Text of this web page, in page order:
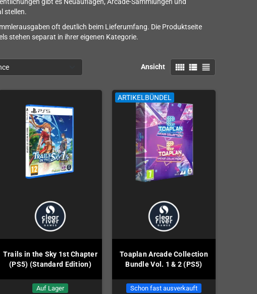
gibt es Neuauflagen, Arcade-Sammlungen und
stellen.
oft deutlich beim Lieferumfang. Die Produktseite
stehen separat in ihrer eigenen Kategorie.
Ansicht view_comfy view_list view_headline
Trails in the Sky 1st Chapter
(PS5) (Standard Edition)
Auf Lager
ARTIKELBÜNDEL
Toaplan Arcade Collection
Bundle Vol. 1 & 2 (PS5)
Schon fast ausverkauft